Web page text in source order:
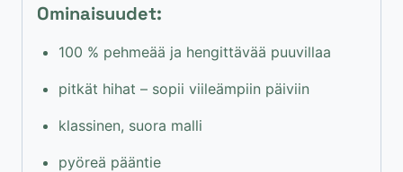
Ominaisuudet:
100 % pehmeää ja hengittävää puuvillaa
pitkät hihat – sopii viileämpiin päiviin
klassinen, suora malli
pyöreä pääntie